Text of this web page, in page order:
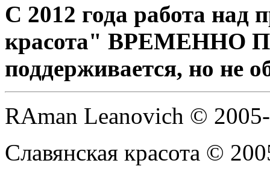
С 2012 года работа над
красота" ВРЕМЕННО
поддерживается, но не
RAman Leanovich ©
Славянская красота ©